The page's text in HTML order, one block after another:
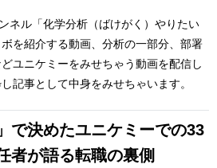
ネル「化学分析（ばけがく）やりたい
を紹介する動画、分析の一部分、部署
ユニケミーをみせちゃう動画を配信し
記事として中身をみせちゃいます。
で決めたユニケミーでの33
者が語る転職の裏側